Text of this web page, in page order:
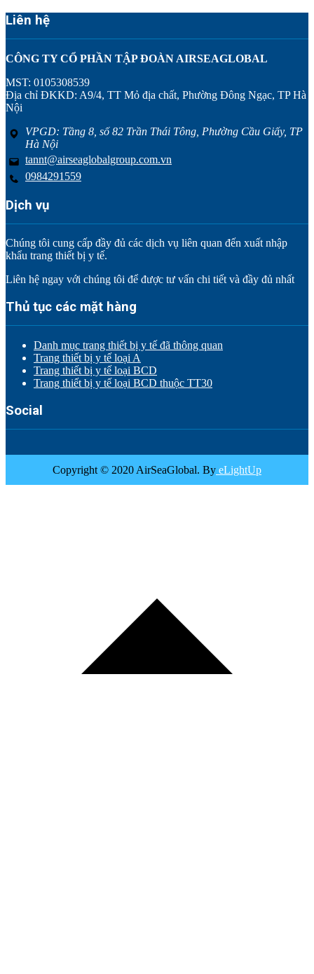
Liên hệ
CÔNG TY CỔ PHẦN TẬP ĐOÀN AIRSEAGLOBAL
MST: 0105308539
Địa chỉ ĐKKD: A9/4, TT Mỏ địa chất, Phường Đông Ngạc, TP Hà
Nội
VPGD: Tầng 8, số 82 Trần Thái Tông, Phường Cầu Giấy, TP
Hà Nội
tannt@airseaglobalgroup.com.vn
0984291559
Dịch vụ
Chúng tôi cung cấp đầy đủ các dịch vụ liên quan đến xuất nhập
khẩu trang thiết bị y tế.
Liên hệ ngay với chúng tôi để được tư vấn chi tiết và đầy đủ nhất
Thủ tục các mặt hàng
Danh mục trang thiết bị y tế đã thông quan
Trang thiết bị y tế loại A
Trang thiết bị y tế loại BCD
Trang thiết bị y tế loại BCD thuộc TT30
Social
Copyright © 2020 AirSeaGlobal. By eLightUp